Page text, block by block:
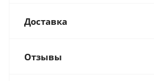
Доставка
Отзывы